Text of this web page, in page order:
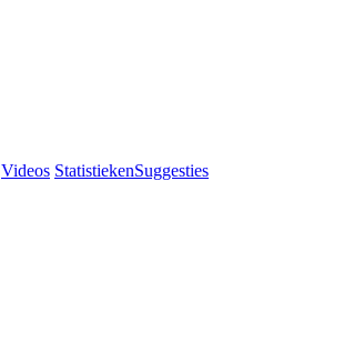
Videos StatistiekenSuggesties